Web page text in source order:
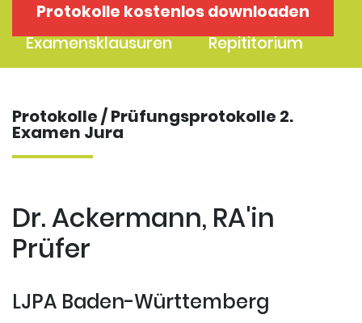
Protokolle kostenlos downloaden
Examensklausuren
Repititorium
Protokolle / Prüfungsprotokolle 2.
Examen Jura
Dr. Ackermann, RA'in
Prüfer
LJPA Baden-Württemberg